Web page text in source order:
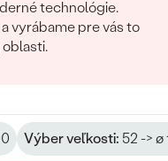
technológie.
vyrábame pre vás to
oblasti.
Výber veľkosti: 52 -> ø